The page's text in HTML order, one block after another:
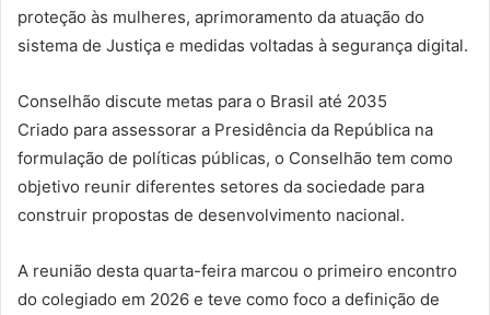
proteção às mulheres, aprimoramento da atuação do
sistema de Justiça e medidas voltadas à segurança digital.
Conselhão discute metas para o Brasil até 2035
Criado para assessorar a Presidência da República na
formulação de políticas públicas, o Conselhão tem como
objetivo reunir diferentes setores da sociedade para
construir propostas de desenvolvimento nacional.
A reunião desta quarta-feira marcou o primeiro encontro
do colegiado em 2026 e teve como foco a definição de